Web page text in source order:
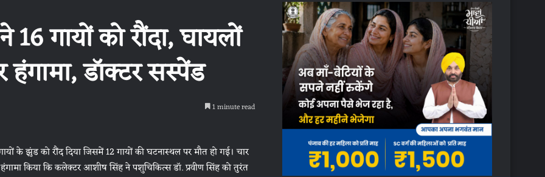
गायों को रौंदा, घायलों
डॉक्टर सस्पेंड
1 minute read
के झुंड को रौंद दिया जिसमें 12 गायों की घटनास्थल पर मौत हो गई। चार
किया कि कलेक्टर आशीष सिंह ने पशुचिकित्स डॉ. प्रवीण सिंह को तुरंत